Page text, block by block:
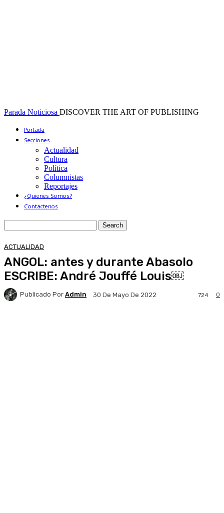
Parada Noticiosa DISCOVER THE ART OF PUBLISHING
Portada
Secciones
Actualidad
Cultura
Política
Columnistas
Reportajes
¿Quienes Somos?
Contactenos
ACTUALIDAD
ANGOL: antes y durante Abasolo
ESCRIBE: André Jouffé Louis￼
Publicado Por Admin 30 De Mayo De 2022 0
724